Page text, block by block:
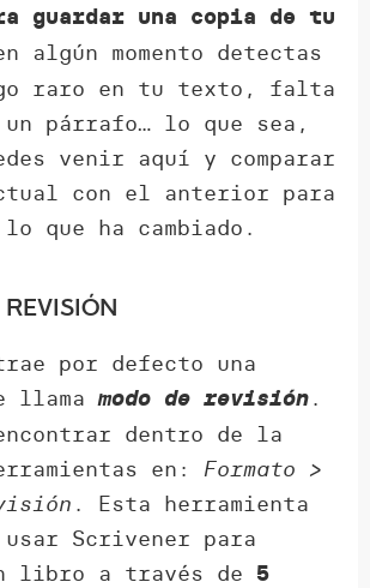
guardar una copia de tu
algún momento detectas
raro en tu texto, falta
párrafo… lo que sea,
venir aquí y comparar
con el anterior para
que ha cambiado.
revisión
por defecto una
llamamodo de revisión.
dentro de la
en: Formato >
. Esta herramienta
Scrivener para
libro a través de 5